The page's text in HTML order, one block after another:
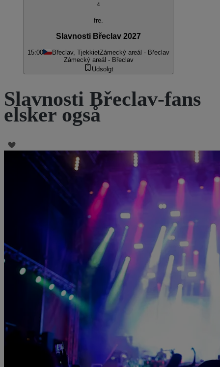
4
fre.
Slavnosti Břeclav 2027
15:00 Břeclav, TjekkietZámecký areál - Břeclav
Zámecký areál - Břeclav
Udsolgt
Slavnosti Břeclav-fans
elsker også